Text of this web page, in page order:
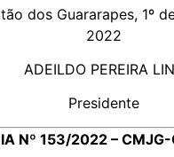
dos Guararapes, 1º
2022
ADEILDO PEREIRA
Presidente
Nº 153/2022 – CMJG-